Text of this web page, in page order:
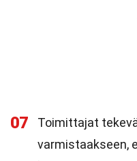
07
Toimittajat
varmistaakseen,